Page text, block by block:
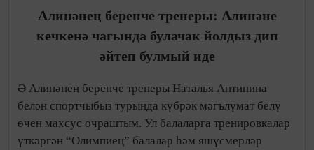
Алинәнең беренче тренеры: Алинәне
кечкенә чагында булачак йолдыз дип
әйтеп булмый иде
Ә Алинәнең беренче тренеры Наталья Антипина
белән спортчыбыз турында күбрәк мәгълүмат белү
өчен махсус очраштым. Ул балаларга тренировкалар
үткәргән “Олимпиец” балалар һәм яшүсмерләр